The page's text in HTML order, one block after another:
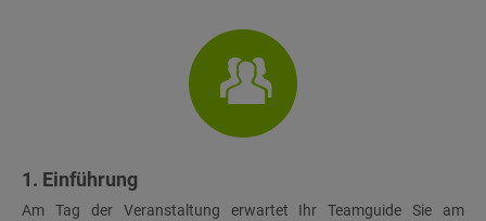
1. Einführung
Am Tag der Veranstaltung erwartet Ihr Teamguide Sie am